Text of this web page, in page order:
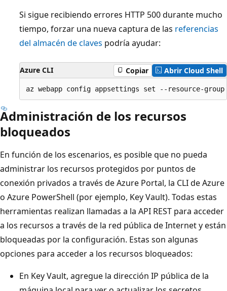
Si sigue recibiendo errores HTTP 500 durante mucho
tiempo, forzar una nueva captura de las referencias
del almacén de claves podría ayudar:
Azure CLI Copiar Abrir Cloud Shell
Administración de los recursos
bloqueados
En función de los escenarios, es posible que no pueda
administrar los recursos protegidos por puntos de
conexión privados a través de Azure Portal, la CLI de Azure
o Azure PowerShell (por ejemplo, Key Vault). Todas estas
herramientas realizan llamadas a la API REST para acceder
a los recursos a través de la red pública de Internet y están
bloqueadas por la configuración. Estas son algunas
opciones para acceder a los recursos bloqueados:
En Key Vault, agregue la dirección IP pública de la